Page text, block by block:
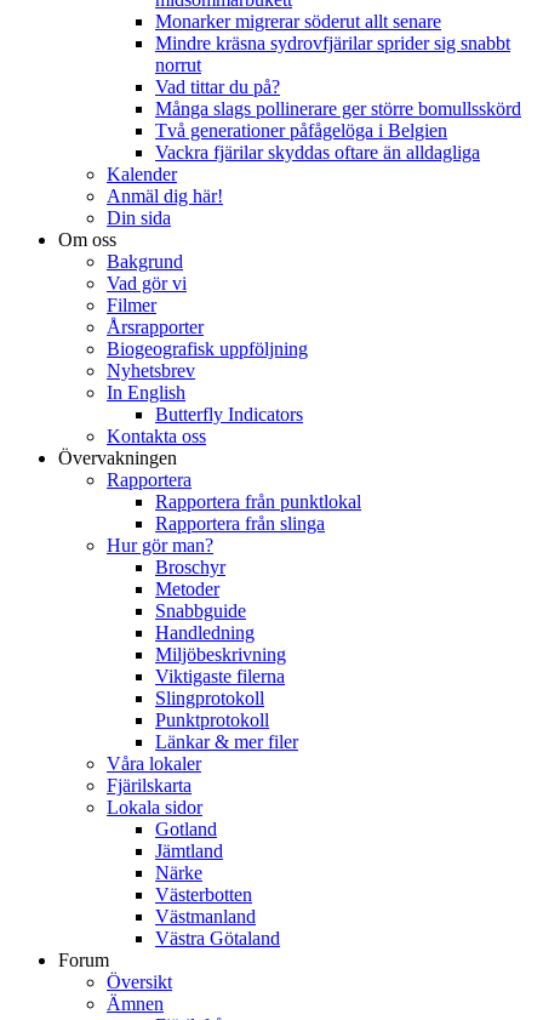
Monarker migrerar söderut allt senare
Mindre kräsna sydrovfjärilar sprider sig snabbt
norrut
Vad tittar du på?
Många slags pollinerare ger större bomullsskörd
Två generationer påfågelöga i Belgien
Vackra fjärilar skyddas oftare än alldagliga
Kalender
Anmäl dig här!
Din sida
Om oss
Bakgrund
Vad gör vi
Filmer
Årsrapporter
Biogeografisk uppföljning
Nyhetsbrev
In English
Butterfly Indicators
Kontakta oss
Övervakningen
Rapportera
Rapportera från punktlokal
Rapportera från slinga
Hur gör man?
Broschyr
Metoder
Snabbguide
Handledning
Miljöbeskrivning
Viktigaste filerna
Slingprotokoll
Punktprotokoll
Länkar & mer filer
Våra lokaler
Fjärilskarta
Lokala sidor
Gotland
Jämtland
Närke
Västerbotten
Västmanland
Västra Götaland
Forum
Översikt
Ämnen